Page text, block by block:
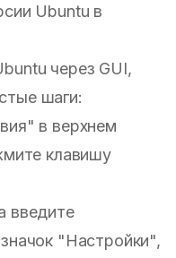
Ubuntu в
через GUI,
шаги:
в верхнем
клавишу
введите
"Настройки",